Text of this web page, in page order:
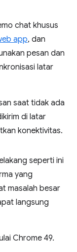
chat khusus
app, dan
pesan dan
latar
saat tidak ada
di latar
konektivitas.
seperti ini
yang
masalah besar
langsung
Chrome 49.